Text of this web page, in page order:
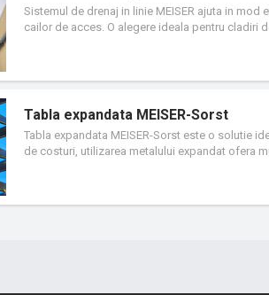
Sistemul de drenaj in linie MEISER ajuta in
cailor de acces. O alegere ideala pentru cladiri
Tabla expandata MEISER-Sorst
Tabla expandata MEISER-Sorst este o solutie
de costuri, utilizarea metalului expandat ofera
arhitectural modern. Tabla expandata poate fi